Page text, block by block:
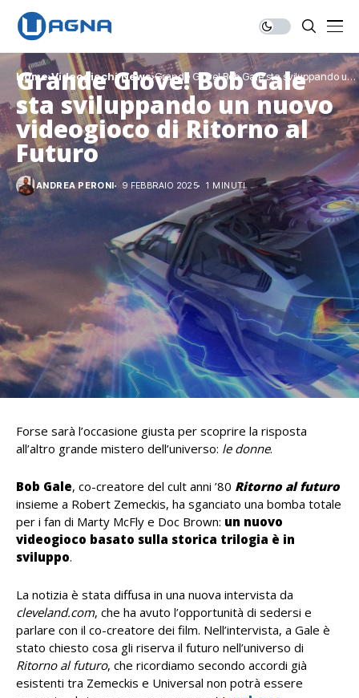
Home Videogiochi News Grande Giove! Bob Gale sta sviluppando un
nuovo videogioco di Ritorno al Futuro
Grande Giove! Bob Gale
sta sviluppando un nuovo
videogioco di Ritorno al
Futuro
ANDREA PERONI 9 FEBBRAIO 2025 1 MINUTI
Forse sarà l’occasione giusta per scoprire la risposta
all’altro grande mistero dell’universo: le donne.
Bob Gale, co-creatore del cult anni ’80 Ritorno al futuro
insieme a Robert Zemeckis, ha sganciato una bomba totale
per i fan di Marty McFly e Doc Brown: un nuovo
videogioco basato sulla storica trilogia è in
sviluppo.
La notizia è stata diffusa in una nuova intervista da
cleveland.com, che ha avuto l’opportunità di sedersi e
parlare con il co-creatore dei film. Nell’intervista, a Gale è
stato chiesto cosa gli riserva il futuro nell’universo di
Ritorno al futuro, che ricordiamo secondo accordi già
esistenti tra Zemeckis e Universal non potrà essere